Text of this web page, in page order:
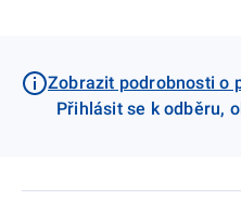
Zobrazit podrobnosti o
Přihlásit se k odběru,